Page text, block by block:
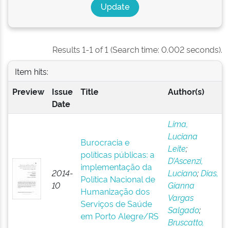
Results 1-1 of 1 (Search time: 0.002 seconds).
Item hits:
Preview
Issue
Date
Title Author(s)
2014-
10
Burocracia e
políticas públicas: a
implementação da
Política Nacional de
Humanização dos
Serviços de Saúde
em Porto Alegre/RS
Lima,
Luciana
Leite;
D’Ascenzi,
Luciano;Dias,
Gianna
Vargas
Salgado;
Bruscatto,